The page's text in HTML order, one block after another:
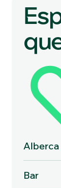
Alberca
Bar